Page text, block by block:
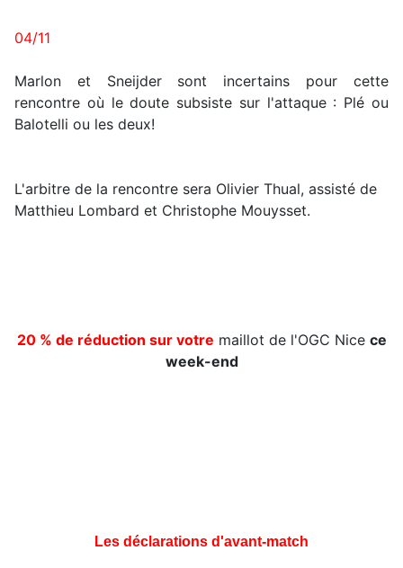
04/11
Marlon et Sneijder sont incertains pour cette
rencontre où le doute subsiste sur l'attaque : Plé ou
Balotelli ou les deux!
L'arbitre de la rencontre sera Olivier Thual, assisté de
Matthieu Lombard et Christophe Mouysset.
20 % de réduction sur votre maillot de l'OGC Nice ce
week-end
Les déclarations d'avant-match